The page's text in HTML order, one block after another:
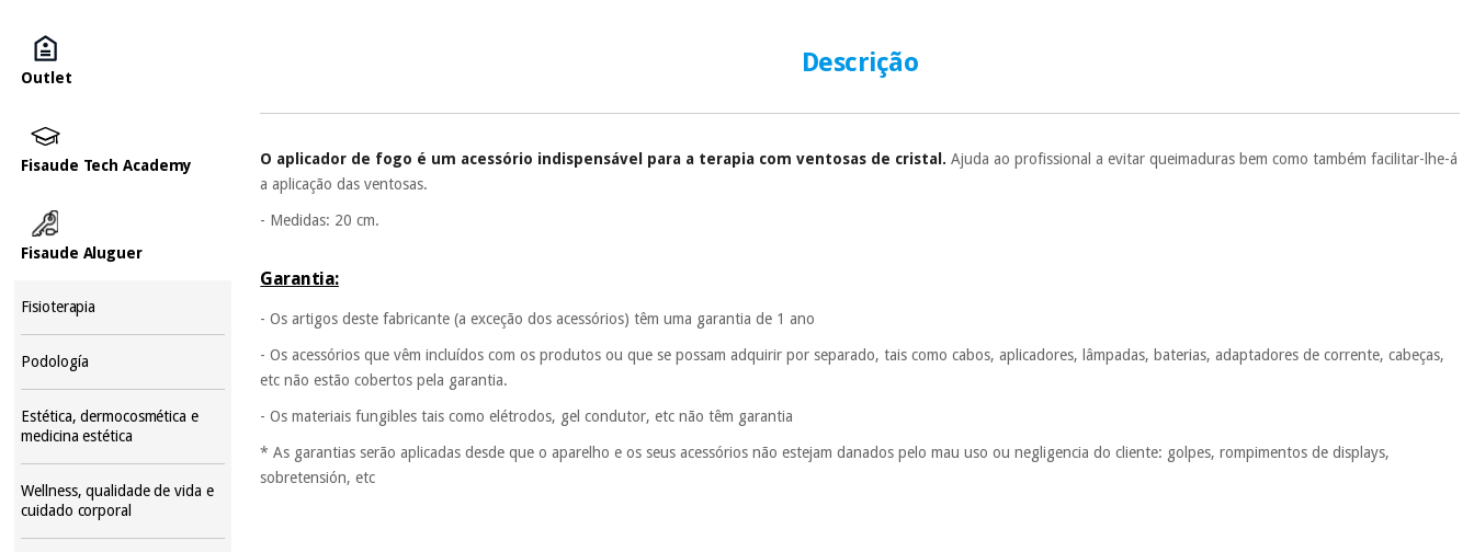
Outlet
Fisaude Tech Academy
Fisaude Aluguer
Fisioterapia
Podología
Estética, dermocosmética e
medicina estética
Wellness, qualidade de vida e
cuidado corporal
É gratuito para si
prestações serão cobradas no mesmo dia de cada mês.
sem penalizações ou truques.
Descrição
O aplicador de fogo é um acessório indispensável para a terapia com ventosas de cristal.Ajuda ao profissional a evitar queimaduras bem como também facilitar-lhe-á
a aplicação das ventosas.
- Medidas: 20 cm.
Garantia:
- Os artigos deste fabricante (a exceção dos acessórios) têm uma garantia de 1 ano
- Os acessórios que vêm incluídos com os produtos ou que se possam adquirir por separado, tais como cabos, aplicadores, lâmpadas, baterias, adaptadores de corrente, cabeças,
etc não estão cobertos pela garantia.
- Os materiais fungibles tais como elétrodos, gel condutor, etc não têm garantia
* As garantias serão aplicadas desde que o aparelho e os seus acessórios não estejam danados pelo mau uso ou negligencia do cliente: golpes, rompimentos de displays,
sobretensión, etc